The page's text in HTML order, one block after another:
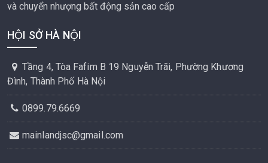
và chuyển nhượng bất động sản cao cấp
HỘI SỞ HÀ NỘI
Tầng 4, Tòa Fafim B 19 Nguyễn Trãi, Phường Khương
Đình, Thành Phố Hà Nội
0899.79.6669
mainlandjsc@gmail.com